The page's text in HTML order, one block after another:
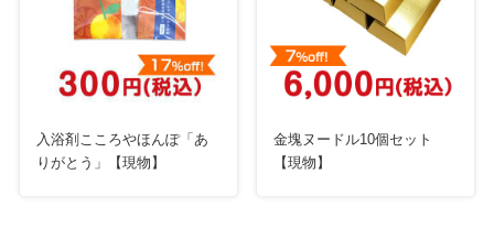
入浴剤こころやほんぽ「あ
りがとう」【現物】
金塊ヌードル10個セット
【現物】